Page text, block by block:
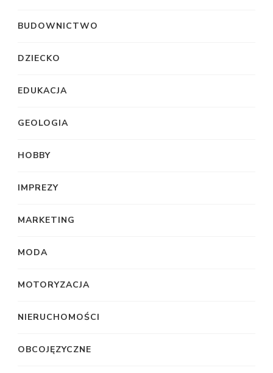
BUDOWNICTWO
DZIECKO
EDUKACJA
GEOLOGIA
HOBBY
IMPREZY
MARKETING
MODA
MOTORYZACJA
NIERUCHOMOŚCI
OBCOJĘZYCZNE